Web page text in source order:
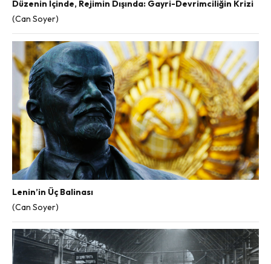
Düzenin İçinde, Rejimin Dışında: Gayri-Devrimciliğin Krizi
(Can Soyer)
Lenin’in Üç Balinası
(Can Soyer)